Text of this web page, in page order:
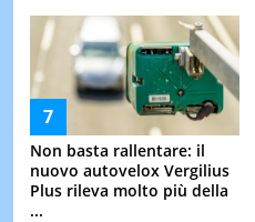
Non basta rallentare: il
nuovo autovelox Vergilius
Plus rileva molto più della
...